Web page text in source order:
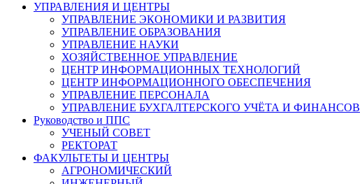
УПРАВЛЕНИЯ И ЦЕНТРЫ
УПРАВЛЕНИЕ ЭКОНОМИКИ И РАЗВИТИЯ
УПРАВЛЕНИЕ ОБРАЗОВАНИЯ
УПРАВЛЕНИЕ НАУКИ
ХОЗЯЙСТВЕННОЕ УПРАВЛЕНИЕ
ЦЕНТР ИНФОРМАЦИОННЫХ ТЕХНОЛОГИЙ
ЦЕНТР ИНФОРМАЦИОННОГО ОБЕСПЕЧЕНИЯ
УПРАВЛЕНИЕ ПЕРСОНАЛА
УПРАВЛЕНИЕ БУХГАЛТЕРСКОГО УЧЁТА И ФИНАНСОВ
Руководство и ППС
УЧЕНЫЙ СОВЕТ
РЕКТОРАТ
ФАКУЛЬТЕТЫ И ЦЕНТРЫ
АГРОНОМИЧЕСКИЙ